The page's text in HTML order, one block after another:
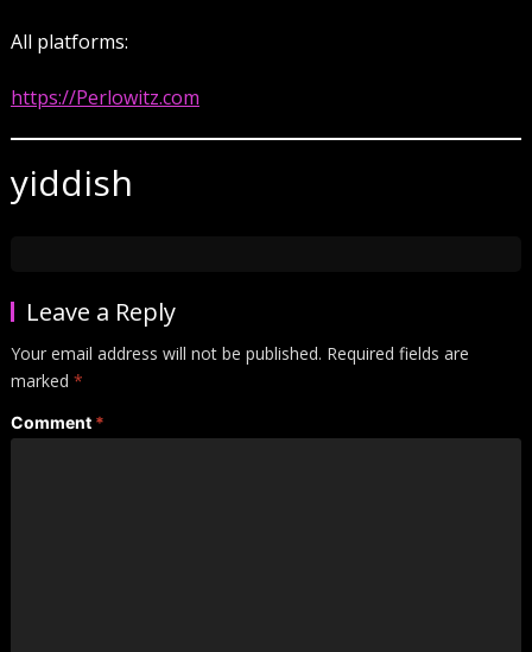
All platforms:
https://Perlowitz.com
yiddish
Leave a Reply
Your email address will not be published. Required fields are
marked *
Comment *